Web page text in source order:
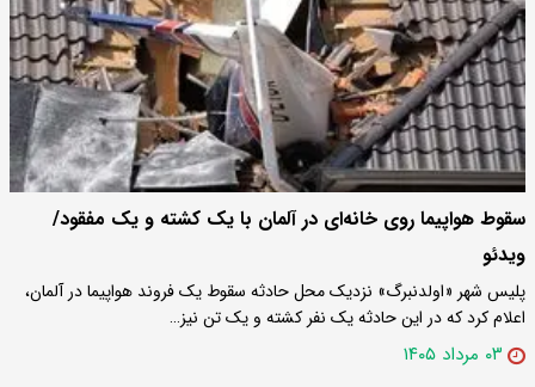
سقوط هواپیما روی خانه‌ای در آلمان با یک کشته و یک مفقود/
ویدئو
پلیس شهر «اولدنبرگ» نزدیک محل حادثه سقوط یک فروند هواپیما در آلمان،
اعلام کرد که در این حادثه یک نفر کشته و یک تن نیز…
۰۳ مرداد ۱۴۰۵